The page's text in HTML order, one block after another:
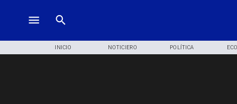
INICIO NOTICIERO POLÍTICA